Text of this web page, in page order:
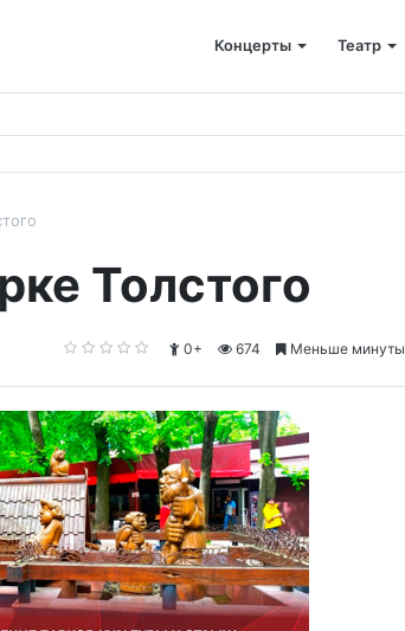
Концерты Театр
Толстого
0+ 674 Меньше минуты